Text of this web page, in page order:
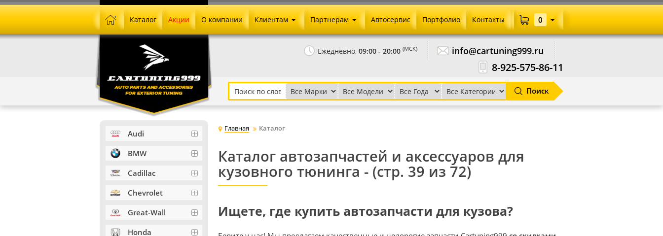
Ежедневно, 09:00 - 20:00 (МСК) info@cartuning999.ru
8-925-575-86-11
Поиск
Каталог Акции О компании Клиентам
Как сделать заказ
Установка на авто
Партнерам
Агентское вознаграждение
Скачать прайс
Автосервис Портфолио Контакты 0
Главная Каталог
Каталог автозапчастей и аксессуаров для
кузовного тюнинга - (стр. 39 из 72)
Ищете, где купить автозапчасти для кузова?
Audi
BMW
Cadillac
Chevrolet
Great-Wall
Honda